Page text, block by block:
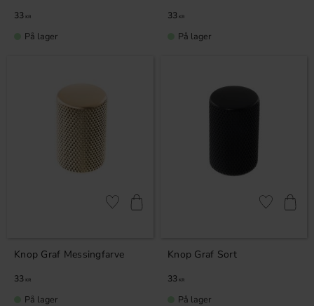
33 KR
På lager
33 KR
På lager
Knop Graf Messingfarve
33 KR
Gem som favorit
På lager
Knop Graf Sort
33 KR
Gem som
På lager